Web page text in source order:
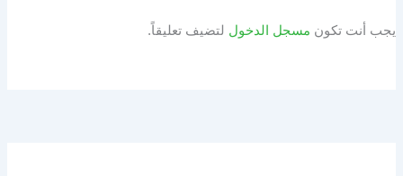
يجب أنت تكون مسجل الدخول لتضيف تعليقاً.